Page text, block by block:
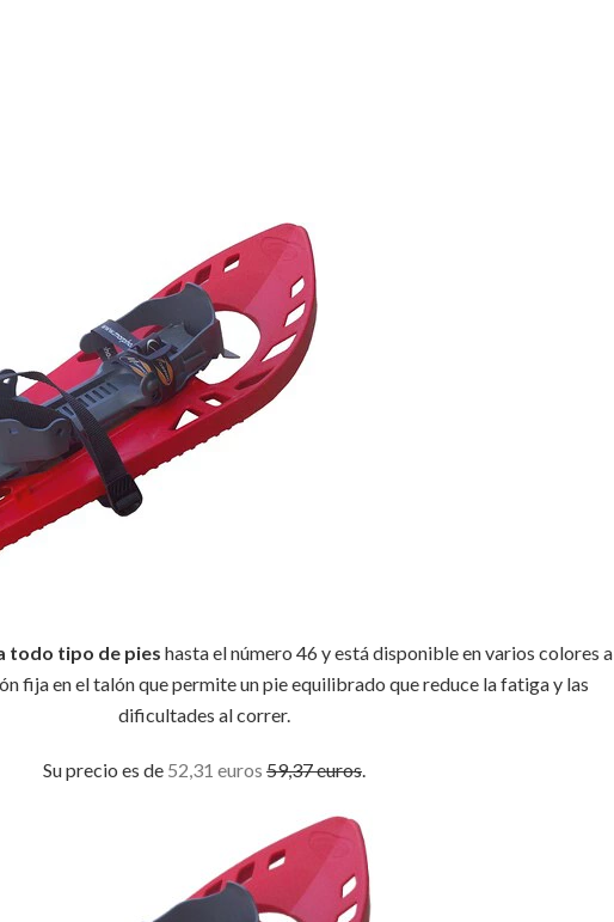
todo tipo de pies hasta el número 46 y está disponible en varios colores a
fija en el talón que permite un pie equilibrado que reduce la fatiga y las
dificultades al correr.
Su precio es de 52,31 euros 59,37 euros.